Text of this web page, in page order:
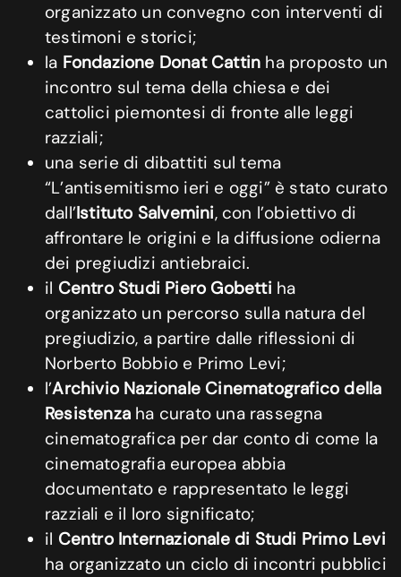
organizzato un convegno con interventi di
testimoni e storici;
la Fondazione Donat Cattin ha proposto un
incontro sul tema della chiesa e dei
cattolici piemontesi di fronte alle leggi
razziali;
una serie di dibattiti sul tema
“L’antisemitismo ieri e oggi” è stato curato
dall’Istituto Salvemini, con l’obiettivo di
affrontare le origini e la diffusione odierna
dei pregiudizi antiebraici.
il Centro Studi Piero Gobetti ha
organizzato un percorso sulla natura del
pregiudizio, a partire dalle riflessioni di
Norberto Bobbio e Primo Levi;
l’Archivio Nazionale Cinematografico della
Resistenza ha curato una rassegna
cinematografica per dar conto di come la
cinematografia europea abbia
documentato e rappresentato le leggi
razziali e il loro significato;
il Centro Internazionale di Studi Primo Levi
ha organizzato un ciclo di incontri pubblici